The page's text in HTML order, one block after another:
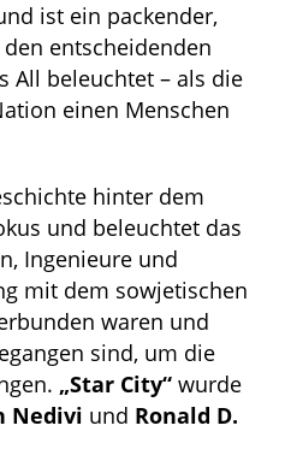
ist ein packender,
entscheidenden
All beleuchtet – als die
einen Menschen
hinter dem
und beleuchtet das
Ingenieure und
mit dem sowjetischen
waren und
sind, um die
„Star City“ wurde
Nedivi und Ronald D.